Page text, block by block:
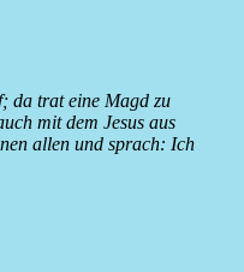
da trat eine Magd zu
mit dem Jesus aus
allen und sprach: Ich